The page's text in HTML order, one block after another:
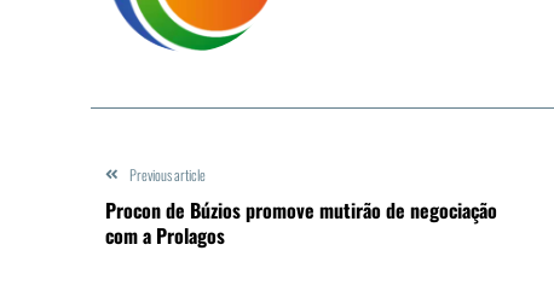
Previous article
Procon de Búzios promove mutirão de negociação
com a Prolagos